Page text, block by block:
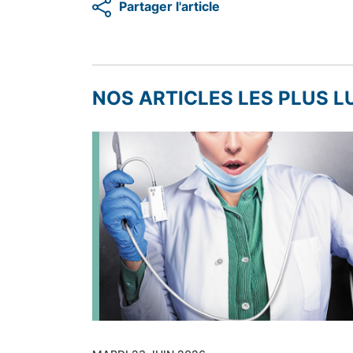
Partager l'article
NOS ARTICLES LES PLUS